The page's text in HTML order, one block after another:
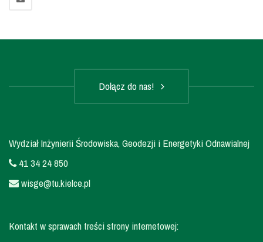
Dołącz do nas!
Wydział Inżynierii Środowiska, Geodezji i Energetyki Odnawialnej
41 34 24 850
wisge@tu.kielce.pl
Kontakt w sprawach treści strony internetowej: